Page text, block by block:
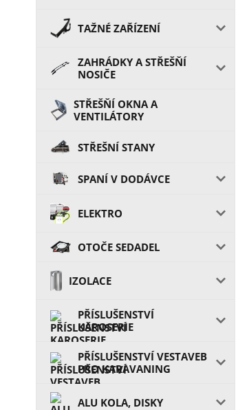
TAŽNÉ ZAŘÍZENÍ
ZAHRÁDKY A STŘEŠŇÍ
NOSIČE
STŘEŠŇÍ OKNA A
VENTILÁTORY
STŘEŠNÍ STANY
SPANÍ V DODÁVCE
ELEKTRO
OTOČE SEDADEL
IZOLACE
PŘÍSLUŠENSTVÍ
KAROSERIE
PŘÍSLUŠENSTVÍ VESTAVEB
PRO KARAVANING
ALU KOLA, DISKY